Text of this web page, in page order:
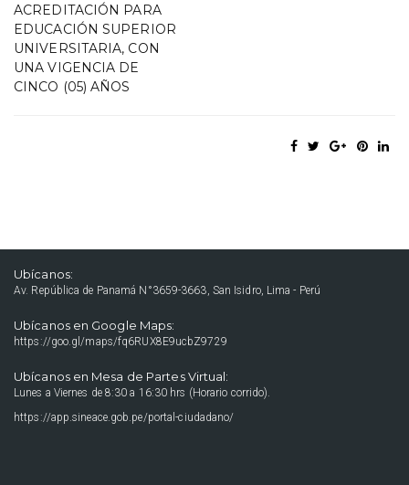
ACREDITACIÓN PARA
EDUCACIÓN SUPERIOR
UNIVERSITARIA, CON
UNA VIGENCIA DE
CINCO (05) AÑOS
Ubícanos:
Av. República de Panamá N°3659-3663, San Isidro, Lima - Perú
Ubícanos en Google Maps:
https://goo.gl/maps/fq6RUX8E9ucbZ9729
Ubícanos en Mesa de Partes Virtual:
Lunes a Viernes de 8:30 a 16:30 hrs (Horario corrido).
https://app.sineace.gob.pe/portal-ciudadano/